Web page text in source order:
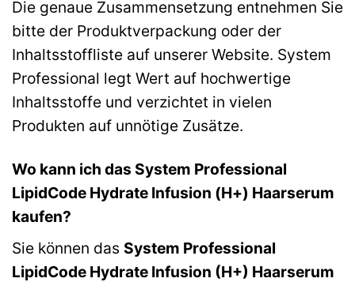
Die genaue Zusammensetzung entnehmen Sie
bitte der Produktverpackung oder der
Inhaltsstoffliste auf unserer Website. System
Professional legt Wert auf hochwertige
Inhaltsstoffe und verzichtet in vielen
Produkten auf unnötige Zusätze.
Wo kann ich das System Professional
LipidCode Hydrate Infusion (H+) Haarserum
kaufen?
Sie können das System Professional
LipidCode Hydrate Infusion (H+) Haarserum